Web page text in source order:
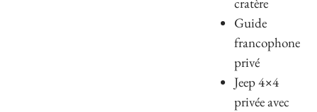
Guide
francophone
privé
Jeep 4×4
privée avec